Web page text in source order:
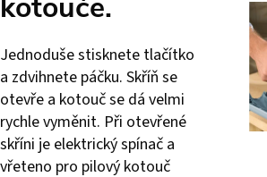
Jednoduše stisknete tlačítko
a zdvihnete páčku. Skříň se
otevře a kotouč se dá velmi
rychle vyměnit. Při otevřené
skříni je elektrický spínač a
vřeteno pro pilový kotouč